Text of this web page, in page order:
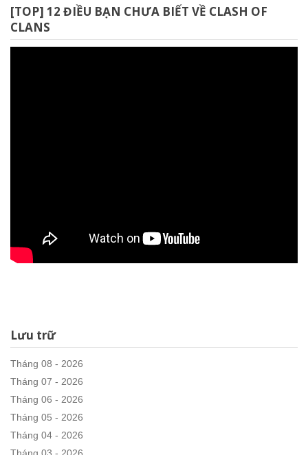
[TOP] 12 ĐIỀU BẠN CHƯA BIẾT VỀ CLASH OF
CLANS
Lưu trữ
Tháng 08 - 2026
Tháng 07 - 2026
Tháng 06 - 2026
Tháng 05 - 2026
Tháng 04 - 2026
Tháng 03 - 2026